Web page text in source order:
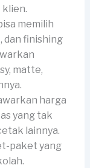
memilih
dan finishing
matte,
harga
yang tak
lainnya.
paket yang